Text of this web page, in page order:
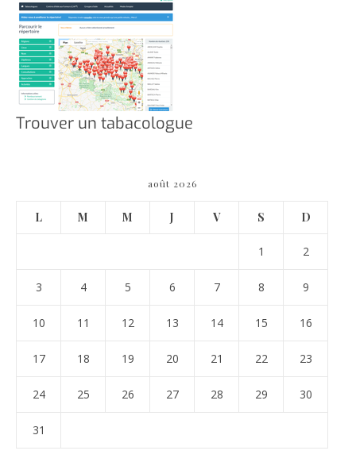
Trouver un tabacologue
août 2026
L M M J V S D
1 2
3 4 5 6 7 8 9
10 11 12 13 14 15 16
17 18 19 20 21 22 23
24 25 26 27 28 29 30
31